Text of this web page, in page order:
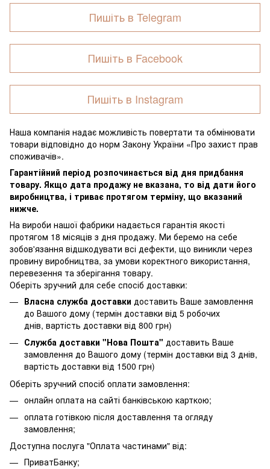
Пишіть в Telegram
Пишіть в Facebook
Пишіть в Instagram
Наша компанія надає можливість повертати та обмінювати
товари відповідно до норм Закону України «Про захист прав
споживачів».
Гарантійний період розпочинається від дня придбання
товару. Якщо дата продажу не вказана, то від дати його
виробництва, і триває протягом терміну, що вказаний
нижче.
На вироби нашої фабрики надається гарантія якості
протягом 18 місяців з дня продажу. Ми беремо на себе
зобов'язання відшкодувати всі дефекти, що виникли через
провину виробництва, за умови коректного використання,
перевезення та зберігання товару.
Оберіть зручний для себе спосіб доставки:
Власна служба доставки доставить Ваше замовлення
до Вашого дому (термін доставки від 5 робочих
днів, вартість доставки від 800 грн)
Служба доставки "Нова Пошта" доставить Ваше
замовлення до Вашого дому (термін доставки від 3 днів,
вартість доставки від 1500 грн)
Оберіть зручний спосіб оплати замовлення:
онлайн оплата на сайті банківською карткою;
оплата готівкою після доставлення та огляду
замовлення;
Доступна послуга "Оплата частинами" від:
ПриватБанку;